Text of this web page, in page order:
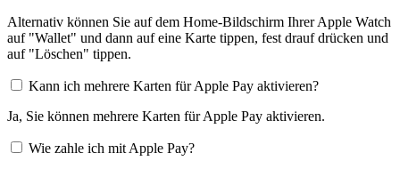
Alternativ können Sie auf dem Home-Bildschirm Ihrer Apple Watch
auf "Wallet" und dann auf eine Karte tippen, fest drauf drücken und
auf "Löschen" tippen.
Kann ich mehrere Karten für Apple Pay aktivieren?
Ja, Sie können mehrere Karten für Apple Pay aktivieren.
Wie zahle ich mit Apple Pay?